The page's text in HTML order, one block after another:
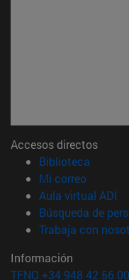
Accesos directos
Biblioteca
Mi correo(abre en
Aula virtual ADI
Búsqueda de
Trabaja con
Información
TFNO +34 948 42 56 00